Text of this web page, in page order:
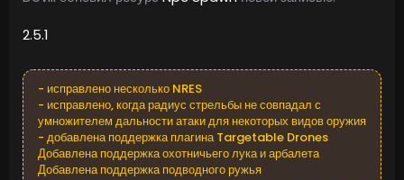
2.5.1
- исправлено несколько NRES
- исправлено, когда радиус стрельбы не совпадал с
умножителем дальности атаки для некоторых видов оружия
- добавлена поддержка плагина Targetable Drones
Добавлена поддержка охотничьего лука и арбалета
Добавлена поддержка подводного ружья